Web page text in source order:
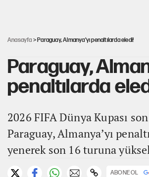
Anasayfa > Paraguay, Almanya’yı penaltılarda eledi!
Paraguay,
penaltılarda
2026 FIFA Dünya Kupası
Paraguay, Almanya’yı
yenerek son 16 turuna
ABONE OL